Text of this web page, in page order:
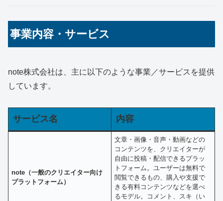
事業内容・サービス
note株式会社は、主に以下のような事業／サービスを提供
しています。
サービス名 内容
note（一般のクリエイター向け
プラットフォーム）
文章・画像・音声・動画などの
コンテンツを、クリエイターが
自由に投稿・配信できるプラッ
トフォーム。ユーザーは無料で
閲覧できるもの、購入や支援で
きる有料コンテンツなどを選べ
るモデル。コメント、スキ（い